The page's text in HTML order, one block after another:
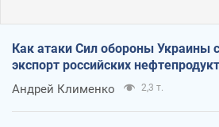
Как атаки Сил обороны Украины
экспорт российских
Андрей Клименко 2,3 т.